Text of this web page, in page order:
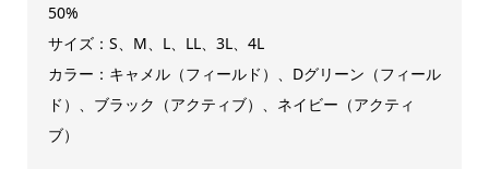
50%
サイズ：S、M、L、LL、3L、4L
カラー：キャメル（フィールド）、Dグリーン（フィール
ド）、ブラック（アクティブ）、ネイビー（アクティ
ブ）